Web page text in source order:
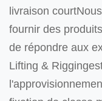
livraison
fournir des
de répondre aux
Lifting & Rigging